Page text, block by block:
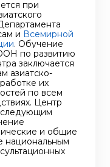
при
и Всемирной
. Обучение
по развитию
заключается
азиатско-
их
по всем
Центр
следующим
и общие
национальным